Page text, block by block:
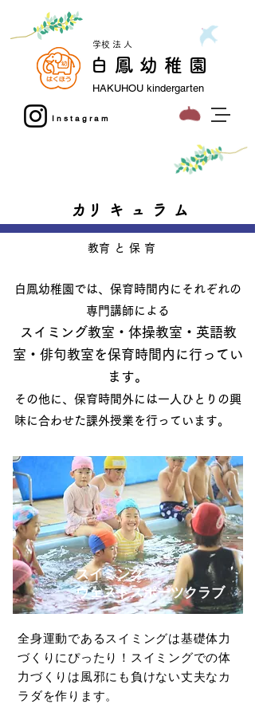
白鳳幼稚園
​学校法人
HAKUHOU kindergarten
Instagram
​教育と保育
​カリキュラム
白鳳幼稚園では、保育時間内にそれぞれの
専門講師による
スイミング教室・体操教室・英語教
室・俳句教室を保育時間内に行ってい
ます。
その他に、保育時間外には一人ひとりの興
味に合わせた課外授業を行っています。
スイミング
​ウェストスポーツクラブ
全身運動であるスイミングは基礎体力
づくりにぴったり！スイミングでの体
力づくりは風邪にも負けない丈夫なカ
ラダを作ります。